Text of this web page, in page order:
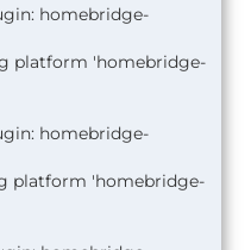
homebridge-
platform 'homebridge-
homebridge-
platform 'homebridge-